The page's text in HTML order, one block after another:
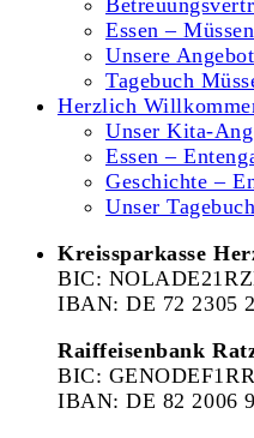
Essen –
Unsere
Tagebuch
Herzlich
Unser Kita-
Essen –
Geschichte –
Unser Tagebuch
Kreissparkasse
BIC:
IBAN: DE 72 2305
Raiffeisenbank
BIC:
IBAN: DE 82 2006